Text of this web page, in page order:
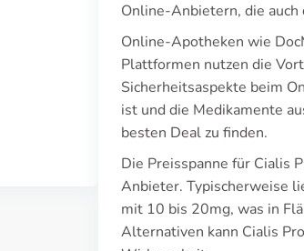
Online-Anbietern, die
Online-Apotheken wie
Plattformen nutzen die
Sicherheitsaspekte beim
ist und die Medikamente
besten Deal zu finden.
Die Preisspanne für Cialis
Anbieter. Typischerweise
mit 10 bis 20mg, was in
Alternativen kann Cialis